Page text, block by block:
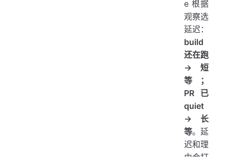
e 根据
观察选
延迟：
build
还在跑
→ 短
等；
PR 已
quiet
→ 长
等。延
迟和理